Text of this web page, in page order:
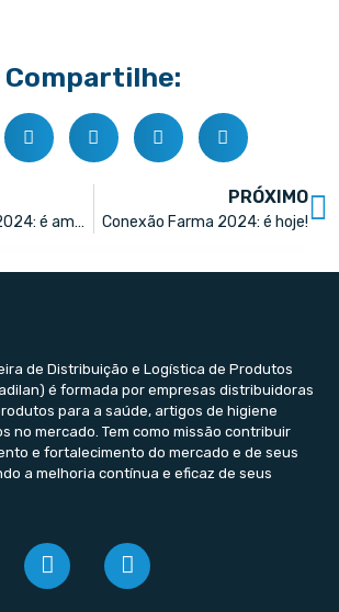
Compartilhe:
Conexão Farma 2024: é amanhã!
PRÓXIMO
Conexão Farma 2024: é hoje!
de Distribuição e Logística de Produtos
é formada por empresas distribuidoras
para a saúde, artigos de higiene
no mercado. Tem como missão contribuir
e fortalecimento do mercado e de seus
a melhoria contínua e eficaz de seus